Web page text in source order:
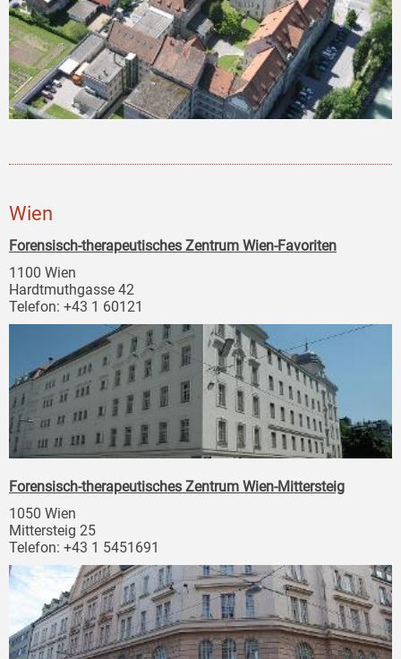
Wien
Forensisch-therapeutisches Zentrum Wien-Favoriten
1100 Wien
Hardtmuthgasse 42
Telefon: +43 1 60121
Forensisch-therapeutisches Zentrum Wien-Mittersteig
1050 Wien
Mittersteig 25
Telefon: +43 1 5451691